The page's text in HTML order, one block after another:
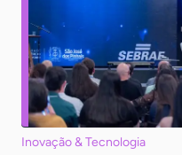
Inovação & Tecnologia